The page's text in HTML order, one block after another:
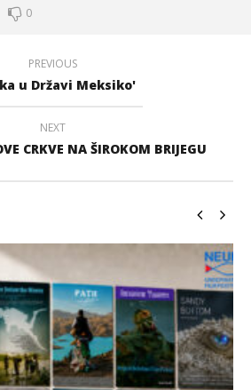
0
PREVIOUS
u Državi Meksiko'
NEXT
CRKVE NA ŠIROKOM BRIJEGU